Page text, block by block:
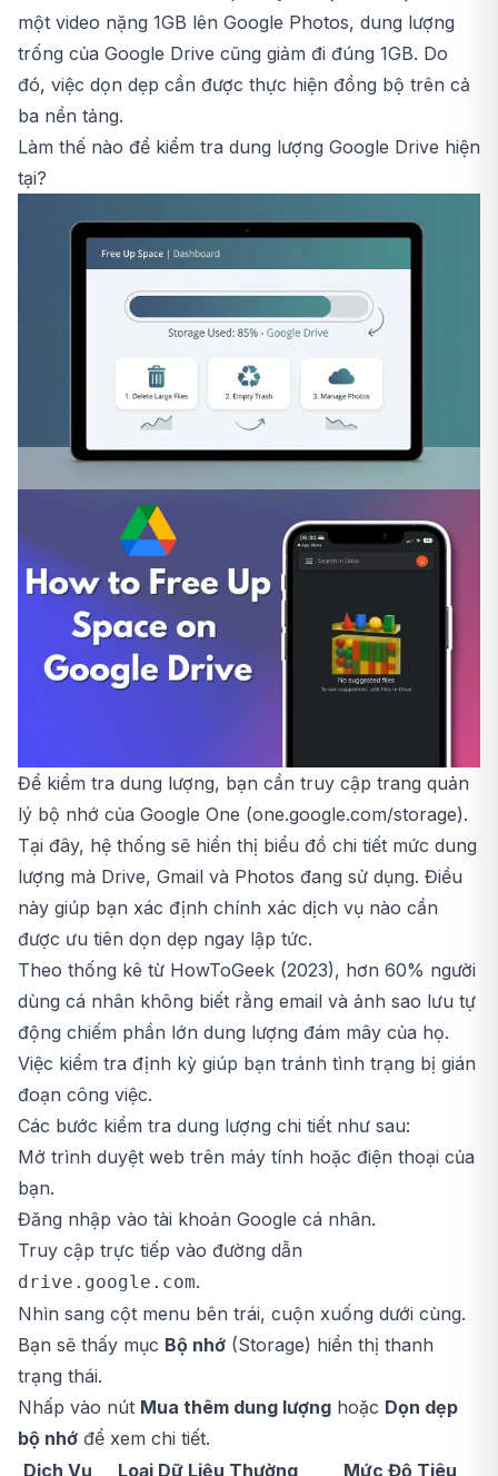
một video nặng 1GB lên Google Photos, dung lượng
trống của Google Drive cũng giảm đi đúng 1GB. Do
đó, việc dọn dẹp cần được thực hiện đồng bộ trên cả
ba nền tảng.
Làm thế nào để kiểm tra dung lượng Google Drive hiện
tại?
Để kiểm tra dung lượng, bạn cần truy cập trang quản
lý bộ nhớ của Google One (one.google.com/storage).
Tại đây, hệ thống sẽ hiển thị biểu đồ chi tiết mức dung
lượng mà Drive, Gmail và Photos đang sử dụng. Điều
này giúp bạn xác định chính xác dịch vụ nào cần
được ưu tiên dọn dẹp ngay lập tức.
Theo thống kê từ HowToGeek (2023), hơn 60% người
dùng cá nhân không biết rằng email và ảnh sao lưu tự
động chiếm phần lớn dung lượng đám mây của họ.
Việc kiểm tra định kỳ giúp bạn tránh tình trạng bị gián
đoạn công việc.
Các bước kiểm tra dung lượng chi tiết như sau:
Mở trình duyệt web trên máy tính hoặc điện thoại của
bạn.
Đăng nhập vào tài khoản Google cá nhân.
Truy cập trực tiếp vào đường dẫn
drive.google.com.
Nhìn sang cột menu bên trái, cuộn xuống dưới cùng.
Bạn sẽ thấy mục Bộ nhớ (Storage) hiển thị thanh
trạng thái.
Nhấp vào nút Mua thêm dung lượng hoặc Dọn dẹp
bộ nhớ để xem chi tiết.
Dịch Vụ
Loại Dữ Liệu Thường Mức Độ Tiêu